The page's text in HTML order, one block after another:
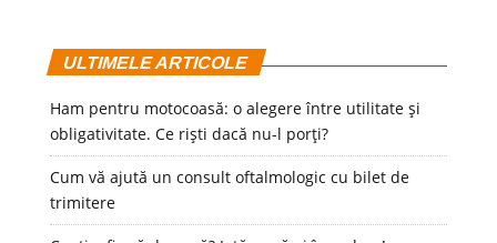
ULTIMELE ARTICOLE
Ham pentru motocoasă: o alegere între utilitate și
obligativitate. Ce riști dacă nu-l porți?
Cum vă ajută un consult oftalmologic cu bilet de
trimitere